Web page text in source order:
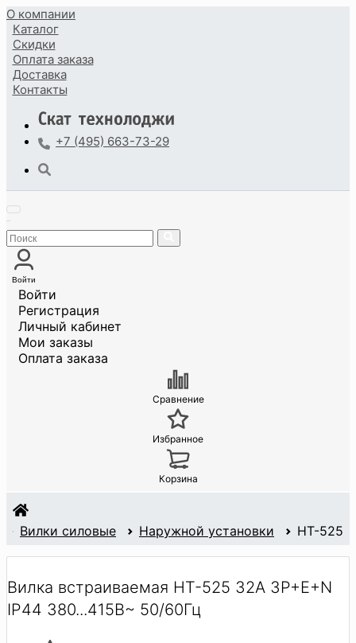
О компании
Каталог
Скидки
Оплата заказа
Доставка
Контакты
+7 (495) 663-73-29
Войти
Войти
Регистрация
Личный кабинет
Мои заказы
Оплата заказа
Сравнение
Избранное
Корзина
Вилки силовые Наружной установки HT-525
Вилка встраиваемая HT-525 32А 3P+E+N
IP44 380...415В~ 50/60Гц